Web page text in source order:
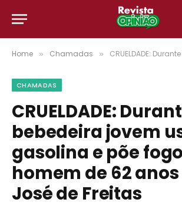
Home » Chamadas » CRUELDADE: Durante bebedeira jovem usa gasolina e
CHAMADAS
CRUELDADE:
bebedeira jovem
gasolina e põe
homem de 62
José de Freitas